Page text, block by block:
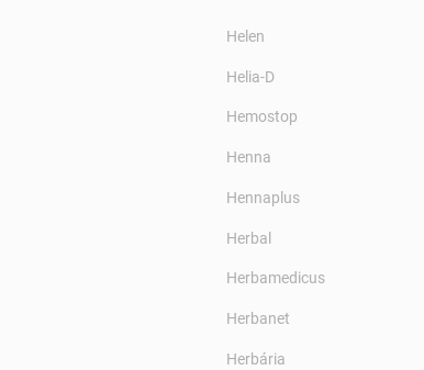
Helen
Helia-D
Hemostop
Henna
Hennaplus
Herbal
Herbamedicus
Herbanet
Herbária